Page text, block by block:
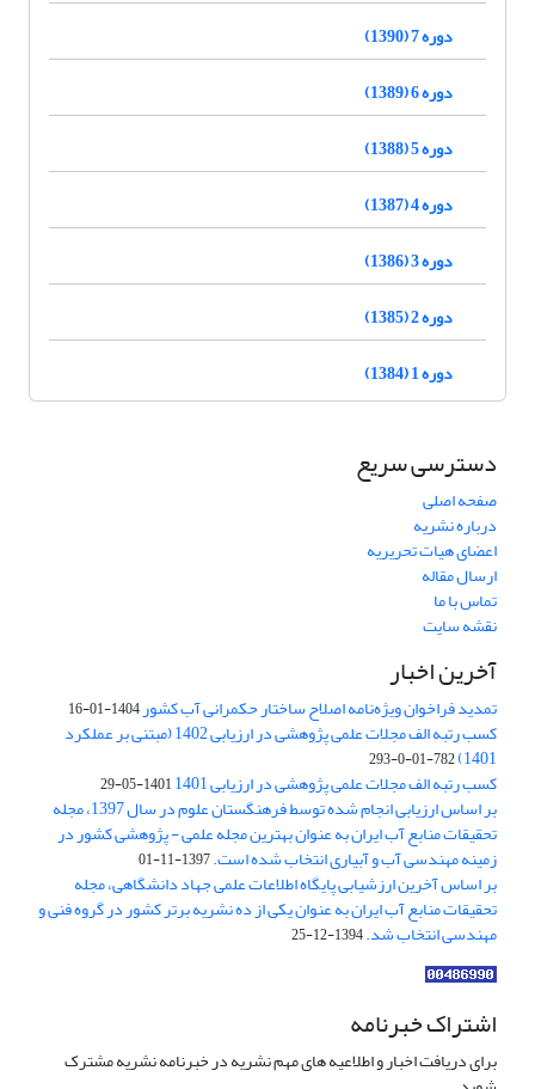
دوره 7 (1390)
دوره 6 (1389)
دوره 5 (1388)
دوره 4 (1387)
دوره 3 (1386)
دوره 2 (1385)
دوره 1 (1384)
دسترسی سریع
صفحه اصلی
درباره نشریه
اعضای هیات تحریریه
ارسال مقاله
تماس با ما
نقشه سایت
آخرین اخبار
تمدید فراخوان ویژه‌نامه اصلاح ساختار حکمرانی آب کشور1404-01-16
کسب رتبه الف مجلات علمی پژوهشی در ارزیابی 1402 (مبتنی بر عملکرد
1401)
782-01-0-293
کسب رتبه الف مجلات علمی پژوهشی در ارزیابی 1401 1401-05-29
بر اساس ارزیابی انجام شده توسط فرهنگستان علوم در سال 1397، مجله
تحقیقات منابع آب ایران به عنوان بهترین مجله علمی - پژوهشی کشور در
زمینه مهندسی آب و آبیاری انتخاب شده است.1397-11-01
بر اساس آخرین ارزشیابی پایگاه اطلاعات علمی جهاد دانشگاهی، مجله
تحقیقات منابع آب ایران به عنوان یکی از ده نشریه برتر کشور در گروه فنی و
مهندسی انتخاب شد.1394-12-25
اشتراک خبرنامه
برای دریافت اخبار و اطلاعیه های مهم نشریه در خبرنامه نشریه مشترک